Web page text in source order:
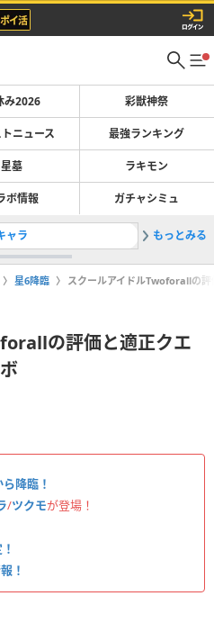
み2026 彩獣神祭
ニュース 最強ランキング
星墓 ラキモン
ボ情報 ガチャシミュ
ャラ 2最強キ
もっとみる
星6降臨 スクールアイドルTwoforallの
の評価と適正クエ
降臨！
/ツクモが登場！
！